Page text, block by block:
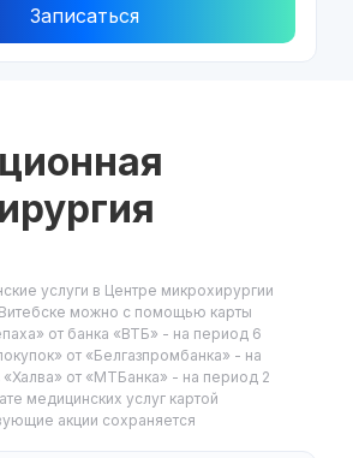
Записаться
услуги в Центре микрохирургии
Витебске можно с помощью карты
от банка «ВТБ» - на период 6
от «Белгазпромбанка» - на
от «МТБанка» - на период 2
медицинских услуг картой
акции сохраняется